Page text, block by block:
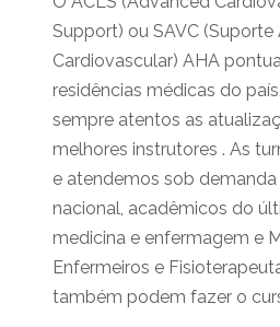
Support) ou SAVC
Cardiovascular) AHA
residências médicas do
sempre atentos as
melhores instrutores . As
e atendemos sob
nacional, acadêmicos do
medicina e enfermagem e
Enfermeiros e
também podem fazer o